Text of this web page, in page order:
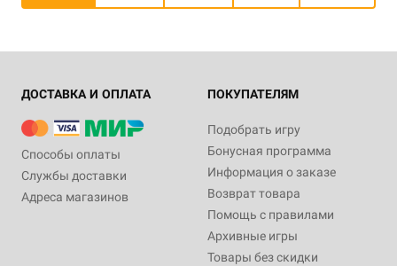
ДОСТАВКА И ОПЛАТА
Способы оплаты
Службы доставки
Адреса магазинов
ПОКУПАТЕЛЯМ
Подобрать игру
Бонусная программа
Информация о заказе
Возврат товара
Помощь с правилами
Архивные игры
Товары без скидки